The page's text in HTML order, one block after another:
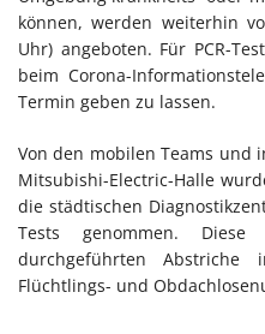
können, werden weiterhin
Uhr) angeboten. Für PCR-
beim Corona-
Termin geben zu lassen.
Von den mobilen Teams und
Mitsubishi-Electric-Halle
die städtischen
Tests genommen.
durchgeführten Abstriche
Flüchtlings- und